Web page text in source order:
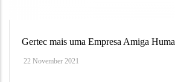
Gertec mais uma Empresa Amiga
22 November 2021